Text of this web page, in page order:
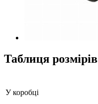
Таблиця розмірів
У коробці